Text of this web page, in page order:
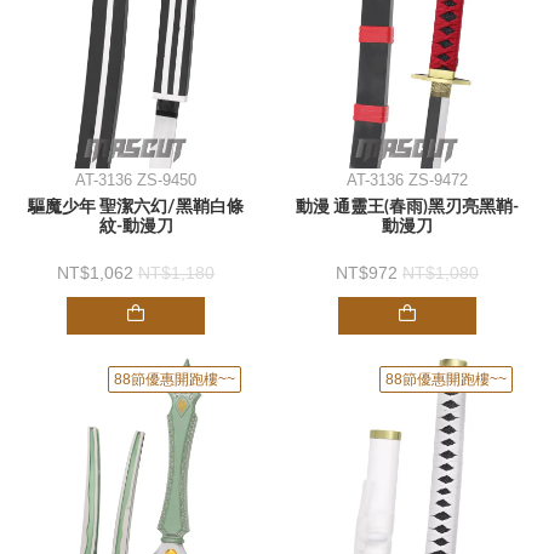
AT-3136 ZS-9450
驅魔少年 聖潔六幻/黑鞘白條
紋-動漫刀
1,062 1,180
AT-3136 ZS-9472
動漫 通靈王(春雨)黑刃亮黑鞘-
動漫刀
972 1,080
88節優惠開跑樓~~ 88節優惠開跑樓~~